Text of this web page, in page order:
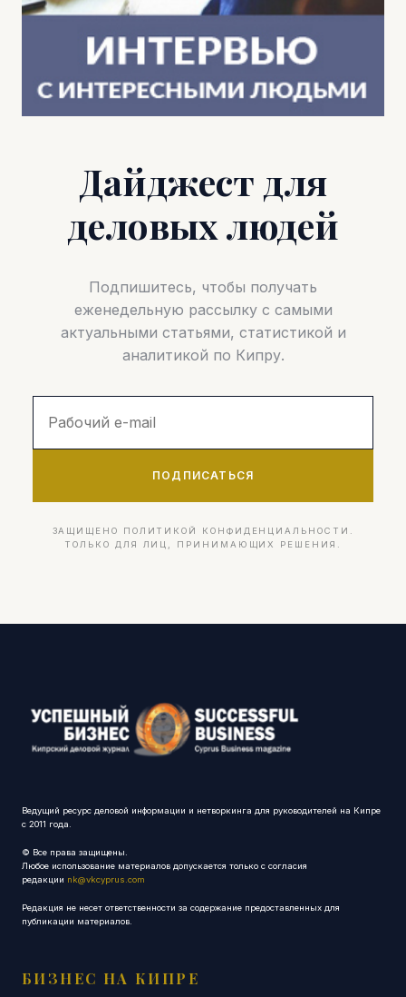
Дайджест для
деловых людей
Подпишитесь, чтобы получать
еженедельную рассылку с самыми
актуальными статьями, статистикой и
аналитикой по Кипру.
ПОДПИСАТЬСЯ
ЗАЩИЩЕНО ПОЛИТИКОЙ КОНФИДЕНЦИАЛЬНОСТИ.
ТОЛЬКО ДЛЯ ЛИЦ, ПРИНИМАЮЩИХ РЕШЕНИЯ.
Ведущий ресурс деловой информации и нетворкинга для руководителей на Кипре
с 2011 года.
© Все права защищены.
Любое использование материалов допускается только с согласия
редакции nk@vkcyprus.com
Редакция не несет ответственности за содержание предоставленных для
публикации материалов.
БИЗНЕС НА КИПРЕ